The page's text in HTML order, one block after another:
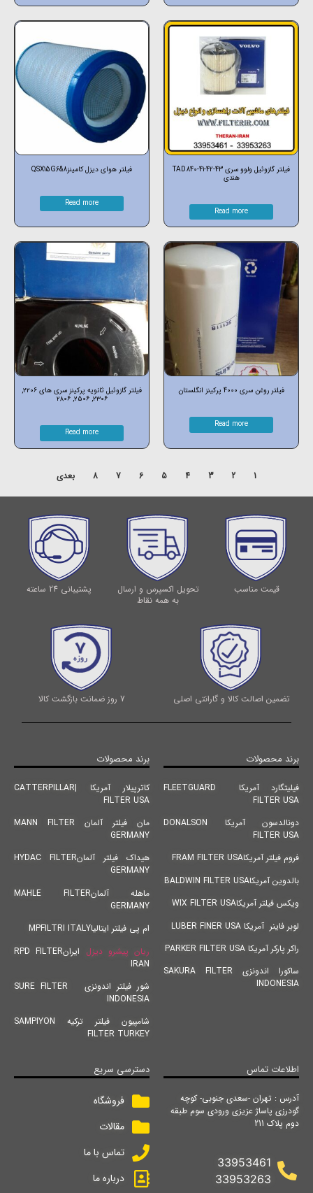
فیلتر گازوئیل ولوو سری TAD840-41-42-43
هندی
Read more
فیلتر هوای دیزل کامینزQSX15G6&8
Read more
فیلتر روغن سری 4000 پرکینز انگلستان
Read more
فیلتر گازوئیل ثانویه پرکینز سری های ۲۲۰۶,
۲۳۰۶, ۲۵۰۶, ۲۸۰۶
Read more
1
2
3
4
5
6
7
8 بعدی
قیمت مناسب
تحویل اکسپرس و ارسال
به همه نقاط
پشتیبانی 24 ساعته
تضمین اصالت کالا و گارانتی اصلی 7 روز ضمانت بازگشت کالا
برند محصولات
فیلیتگارد آمریکا FLEETGUARD
FILTER USA
دونالدسون آمریکا DONALSON
FILTER USA
فروم فیلتر آمریکاFRAM FILTER USA
بالدوین آمریکاBALDWIN FILTER USA
ویکس فیلتر آمریکاWIX FILTER USA
لوبر فاینر آمریکا LUBER FINER USA
راکر پارکر آمریکا PARKER FILTER USA
ساکورا اندونزی SAKURA FILTER
INDONESIA
برند محصولات
کاترپیلار آمریکا |CATTERPILLAR
FILTER USA
مان فیلتر آلمان MANN FILTER
GERMANY
هیداک فیلتر آلمانHYDAC FILTER
GERMANY
ماهله آلمانMAHLE FILTER
GERMANY
ام پی فیلتر ایتالیاMPFILTRI ITALY
ریان پیشرو دیزل
ایرانRPD FILTER
IRAN
شور فیلتر اندونزی SURE FILTER
INDONESIA
شامپیون فیلتر ترکیه SAMPIYON
FILTER TURKEY
اطلاعات تماس
آدرس : تهران -سعدی جنوبی- کوچه
گودرزی پاساژ عزیزی ورودی سوم طبقه
دوم پلاک 211
33953461
33953263
دسترسی سریع
فروشگاه
مقالات
تماس با ما
درباره ما